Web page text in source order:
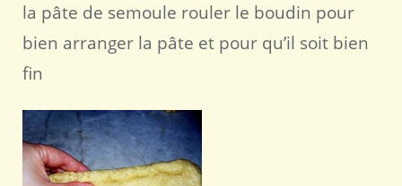
la pâte de semoule rouler le boudin pour
bien arranger la pâte et pour qu’il soit bien
fin